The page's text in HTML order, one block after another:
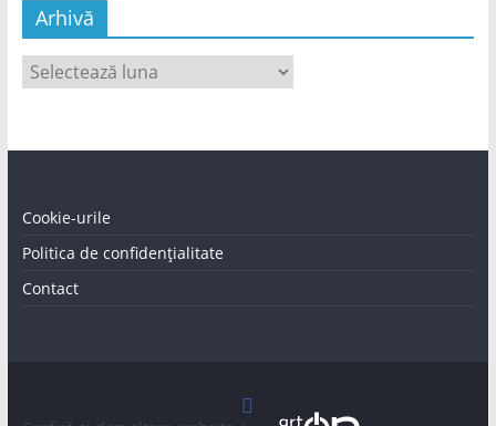
Arhivă
Arhivă
Cookie-urile
Politica de confidențialitate
Contact